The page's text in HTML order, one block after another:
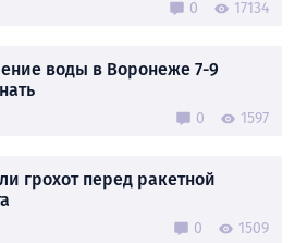
0 17134
воды в Воронеже 7-9
0 1597
грохот перед ракетной
0 1509